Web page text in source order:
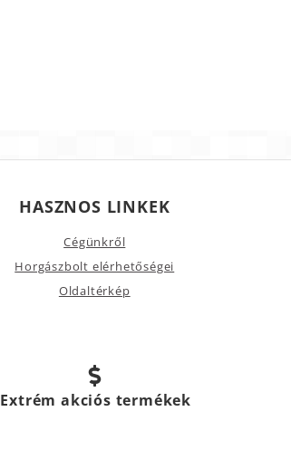
HASZNOS LINKEK
Cégünkről
Horgászbolt elérhetőségei
Oldaltérkép
Extrém akciós termékek